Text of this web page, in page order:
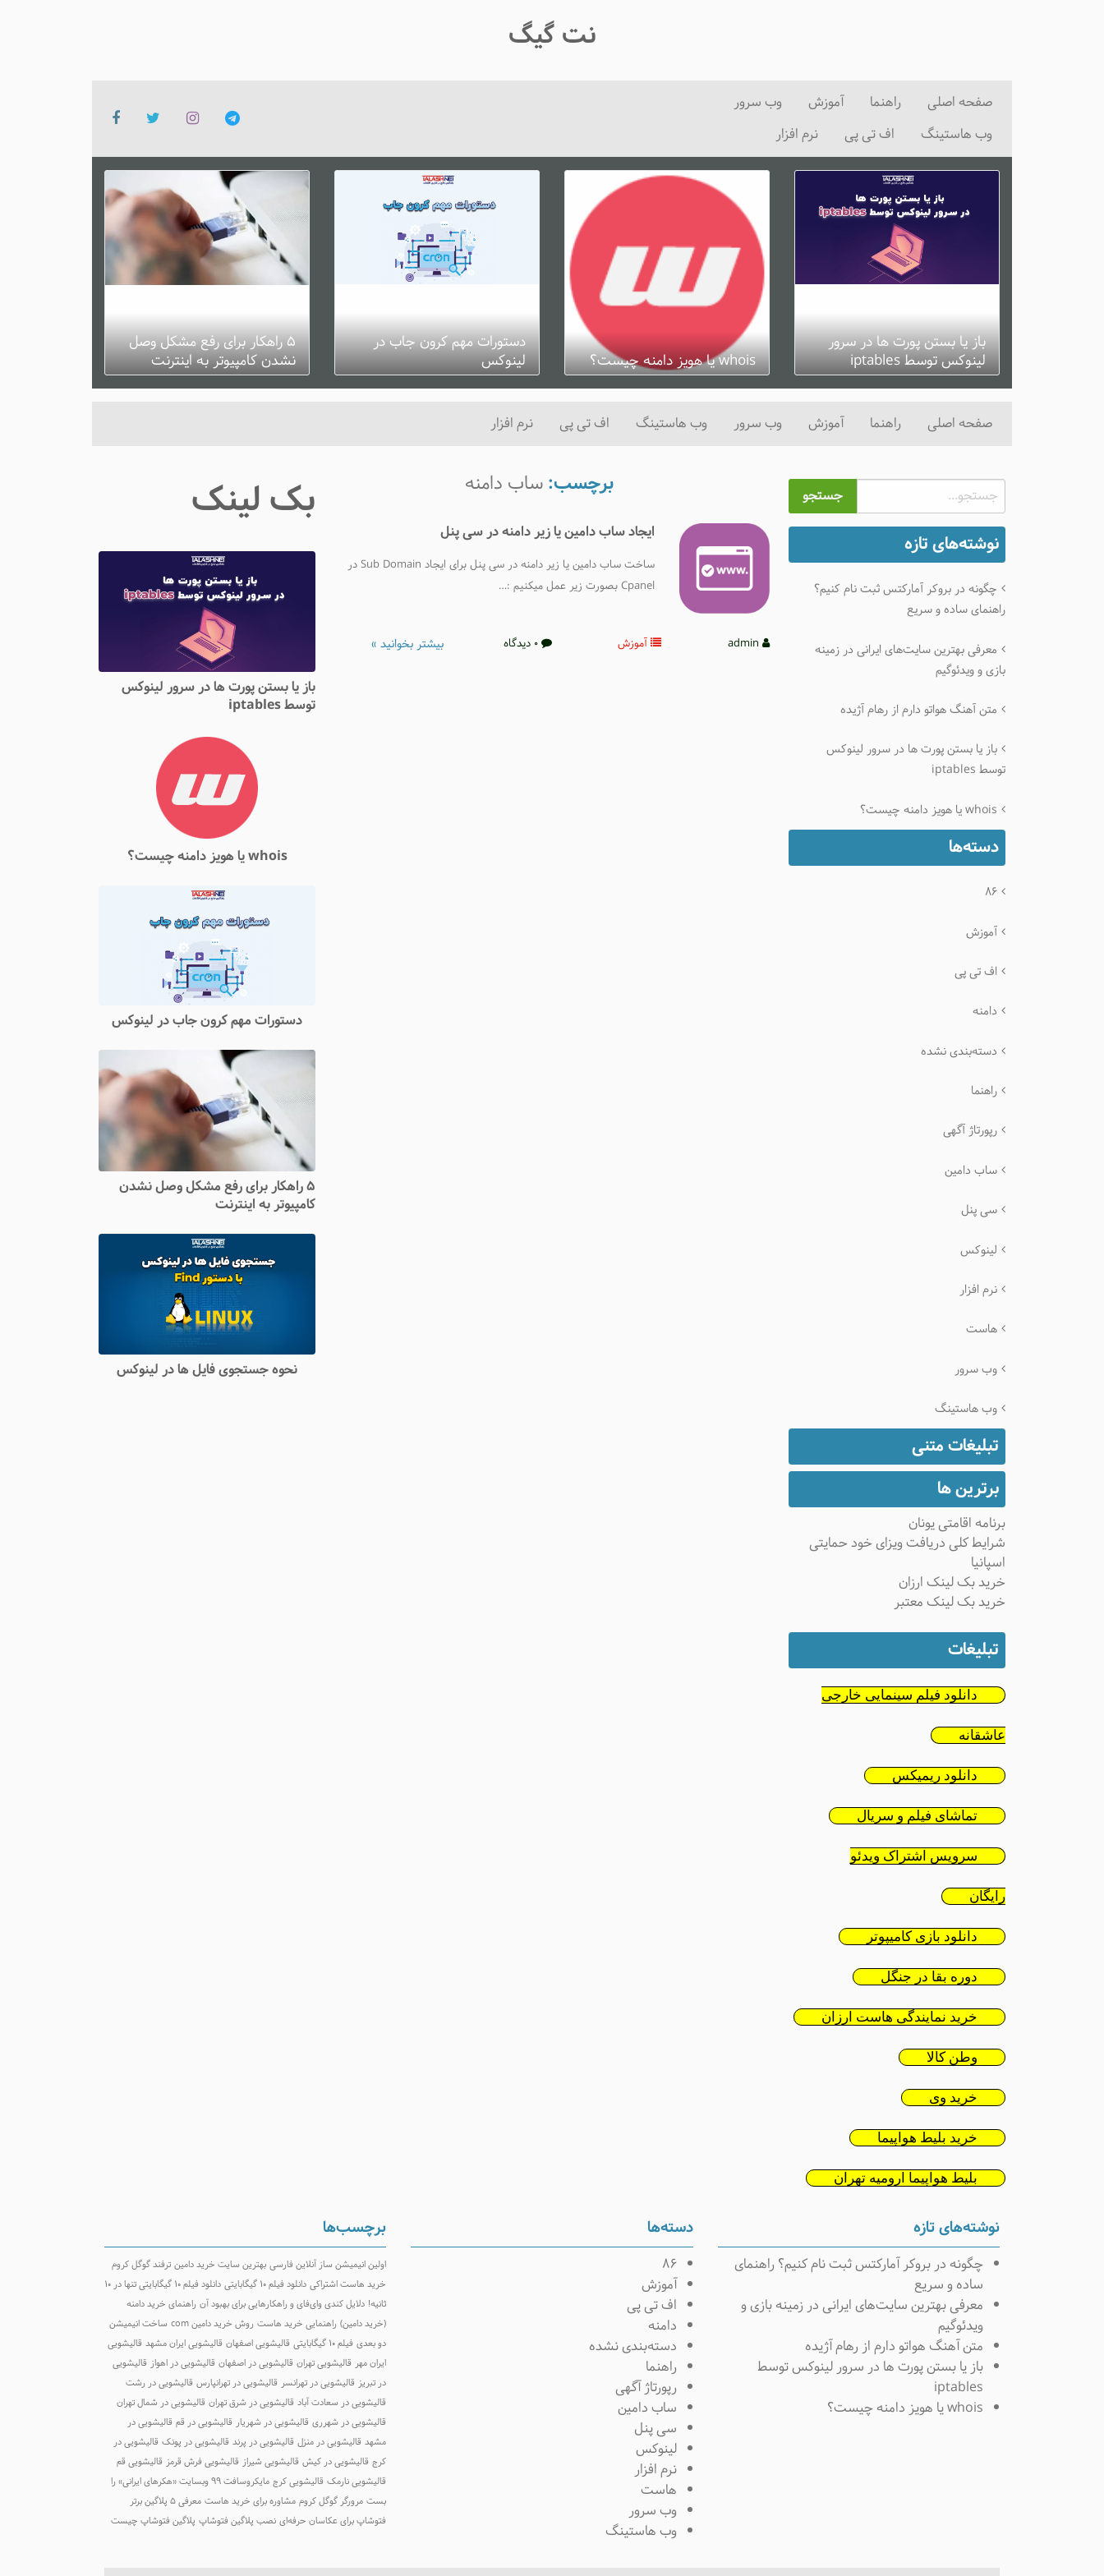
نت گیگ
صفحه اصلی راهنما آموزش
وب سرور
وب هاستینگ
اف تی پی نرم افزار
باز یا بستن پورت ها در سرور
لینوکس توسط iptables whois یا هویز دامنه چیست؟
دستورات مهم کرون جاب در
لینوکس
۵ راهکار برای رفع مشکل وصل
نشدن کامپیوتر به اینترنت
صفحه اصلی راهنما آموزش وب سرور وب هاستینگ اف تی پی نرم افزار
جستجو
نوشته‌های تازه
چگونه در بروکر آمارکتس ثبت نام کنیم؟
راهنمای ساده و سریع
معرفی بهترین سایت‌های ایرانی در زمینه
بازی و ویدئوگیم
متن آهنگ هواتو دارم از رهام آژیده
باز یا بستن پورت ها در سرور لینوکس
توسط iptables
whois یا هویز دامنه چیست؟
دسته‌ها
۸۶
آموزش
اف تی پی
دامنه
دسته‌بندی نشده
راهنما
رپورتاژ آگهی
ساب دامین
سی پنل
لینوکس
نرم افزار
هاست
وب سرور
وب هاستینگ
تبلیغات متنی
برترین ها
برنامه اقامتی یونان
شرایط کلی دریافت ویزای خود حمایتی
اسپانیا
خرید بک لینک ارزان
خرید بک لینک معتبر
تبلیغات
دانلود فیلم سینمایی خارجی
عاشقانه
دانلود ریمیکس
تماشای فیلم و سریال
سرویس اشتراک ویدئو
رایگان
دانلود بازی کامیپوتر
دوره بقا در جنگل
خرید نمایندگی هاست ارزان
وطن کالا
خرید وی
خرید بلیط هواپیما
بلیط هواپیما ارومیه تهران
برچسب:ساب دامنه
ایجاد ساب دامین یا زیر دامنه در سی پنل
ساخت ساب دامین یا زیر دامنه در سی پنل برای ایجاد Sub Domain در
Cpanel بصورت زیر عمل میکنیم :…
admin آموزش 0 دیدگاه بیشتر بخوانید »
بک لینک
باز یا بستن پورت ها در سرور لینوکس
توسط iptables
whois یا هویز دامنه چیست؟
دستورات مهم کرون جاب در لینوکس
۵ راهکار برای رفع مشکل وصل نشدن
کامپیوتر به اینترنت
نحوه جستجوی فایل ها در لینوکس
نوشته‌های تازه
چگونه در بروکر آمارکتس ثبت نام کنیم؟ راهنمای
ساده و سریع
معرفی بهترین سایت‌های ایرانی در زمینه بازی و
ویدئوگیم
متن آهنگ هواتو دارم از رهام آژیده
باز یا بستن پورت ها در سرور لینوکس توسط
iptables
whois یا هویز دامنه چیست؟
دسته‌ها
۸۶
آموزش
اف تی پی
دامنه
دسته‌بندی نشده
راهنما
رپورتاژ آگهی
ساب دامین
سی پنل
لینوکس
نرم افزار
هاست
وب سرور
وب هاستینگ
برچسب‌ها
اولین انیمیشن ساز آنلاین فارسی بهترین سایت خرید دامین ترفند گوگل کروم
خرید هاست اشتراکی دانلود فیلم ۱۰ گیگابایتی
دانلود فیلم ۱۰ گیگابایتی تنها در ۱۰
ثانیه! دلایل کندی وای‌فای و راهکارهایی برای بهبود آن راهنمای خرید دامنه
(خرید دامین) راهنمایی خرید هاست روش خرید دامین com
ساخت انیمیشن
دو بعدی فیلم ۱۰ گیگابایتی قالیشویی اصفهان قالیشویی ایران مشهد قالیشویی
ایران مهر قالیشویی تهران قالیشویی در اصفهان قالیشویی در اهواز قالیشویی
در تبریز قالیشویی در تهرانسر قالیشویی در تهرانپارس قالیشویی در رشت
قالیشویی در سعادت آباد قالیشویی در شرق تهران قالیشویی در شمال تهران
قالیشویی در شهرری قالیشویی در شهریار قالیشویی در قم قالیشویی در
مشهد قالیشویی در منزل قالیشویی در پرند قالیشویی در پونک قالیشویی در
کرج قالیشویی در کیش قالیشویی شیراز قالیشویی فرش قرمز قالیشویی قم
قالیشویی نارمک قالیشویی کرج
مایکروسافت ۹۹ وبسایت «هکرهای ایرانی» را
بست مرورگر گوگل کروم مشاوره برای خرید هاست
معرفی 5 پلاگین برتر
فتوشاپ برای عکاسان حرفه‌ای نصب پلاگین فتوشاپ پلاگین فتوشاپ چیست